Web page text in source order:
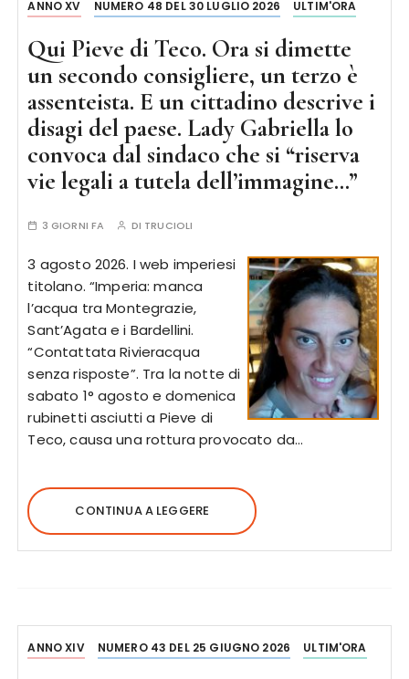
ANNO XV NUMERO 48 DEL 30 LUGLIO 2026 ULTIM'ORA
Qui Pieve di Teco. Ora si dimette
un secondo consigliere, un terzo è
assenteista. E un cittadino descrive i
disagi del paese. Lady Gabriella lo
convoca dal sindaco che si “riserva
vie legali a tutela dell’immagine…”
3 GIORNI FA DI TRUCIOLI
3 agosto 2026. I web imperiesi
titolano. “Imperia: manca
l’acqua tra Montegrazie,
Sant’Agata e i Bardellini.
“Contattata Rivieracqua
senza risposte”. Tra la notte di
sabato 1° agosto e domenica
rubinetti asciutti a Pieve di
Teco, causa una rottura provocato da…
CONTINUA A LEGGERE
ANNO XIV NUMERO 43 DEL 25 GIUGNO 2026 ULTIM'ORA